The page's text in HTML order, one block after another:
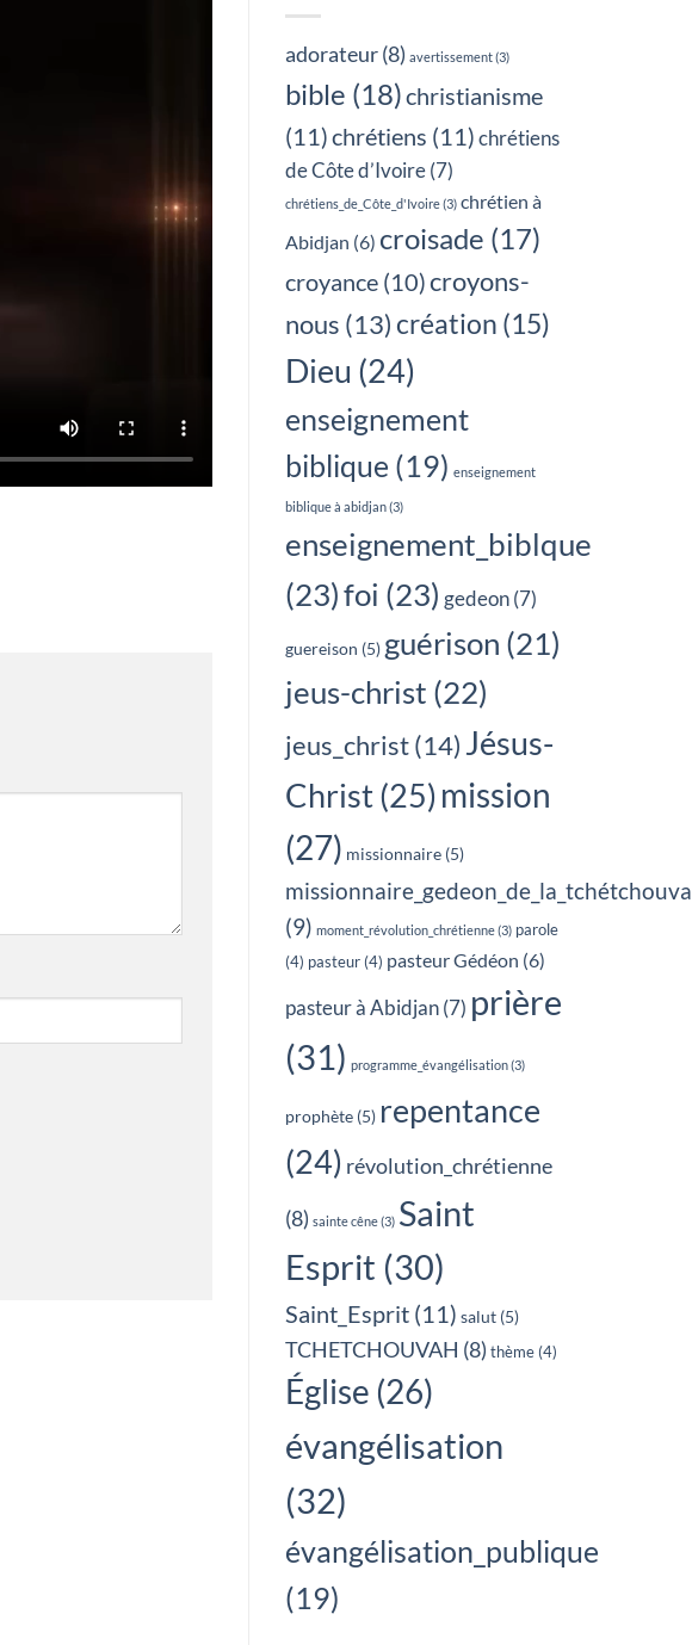
adorateur(8) avertissement(3)
bible (18)christianisme
(11)chrétiens (11)chrétiens
de Côte d’Ivoire(7)
chrétiens_de_Côte_d'Ivoire(3) chrétien à
Abidjan (6) croisade (17)
croyance (10)croyons-
nous (13)création (15)
Dieu (24)
enseignement
biblique (19) enseignement
biblique à abidjan(3)
enseignement_biblque
(23)foi (23) gedeon(7)
guereison (5) guérison (21)
jeus-christ (22)
jeus_christ(14) Jésus-
Christ(25) mission
(27) missionnaire (5)
(9) moment_révolution_chrétienne(3) parole
(4) pasteur (4) pasteur Gédéon (6)
pasteur à Abidjan(7) prière
(31) programme_évangélisation(3)
prophète (5) repentance
(24) révolution_chrétienne
(8) sainte cêne(3) Saint
Esprit (30)
Saint_Esprit (11) salut (5)
TCHETCHOUVAH (8) thème (4)
Église (26)
évangélisation
(32)
évangélisation_publique
(19)